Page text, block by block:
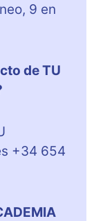
9 en
de TU
+34 654